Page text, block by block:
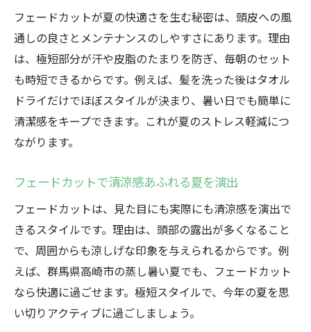
爽やかな夏を楽しむための極短カットの提
案
フェードカットとメンズカットの違いを解説
フェードカットとメンズカットの明確な違
いとは
極短フェードカットの特徴と一般的なカッ
ト比較
ント
フェードカットがメンズカットと異なる理
由
極短スタイルがもたらす夏の特別感を解説
フェードカットならではの魅力を夏目線で
紹介
自分に似合うフェードカットの選び方ガイド
フェードカットが夏の快適さを生む秘密は、頭皮への風
通しの良さとメンテナンスのしやすさにあります。理由
は、極短部分が汗や皮脂のたまりを防ぎ、毎朝のセット
も時短できるからです。例えば、髪を洗った後はタオル
ドライだけでほぼスタイルが決まり、暑い日でも簡単に
清潔感をキープできます。これが夏のストレス軽減につ
ながります。
フェードカットで清涼感あふれる夏を演出
フェードカットは、見た目にも実際にも清涼感を演出で
きるスタイルです。理由は、頭部の露出が多くなること
で、周囲からも涼しげな印象を与えられるからです。例
えば、群馬県高崎市の蒸し暑い夏でも、フェードカット
なら快適に過ごせます。極短スタイルで、今年の夏を思
い切りアクティブに過ごしましょう。